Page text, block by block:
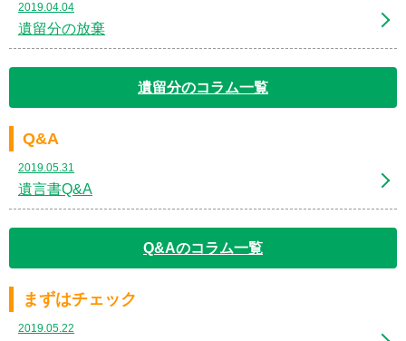
2019.04.04
遺留分の放棄
遺留分のコラム一覧
Q&A
2019.05.31
遺言書Q&A
Q&Aのコラム一覧
まずはチェック
2019.05.22